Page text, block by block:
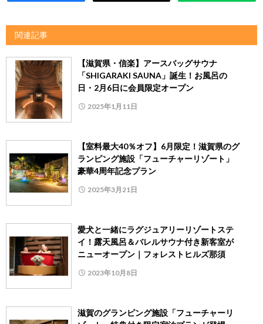
関連記事
【滋賀県・信楽】アースバッグサウナ
「SHIGARAKI SAUNA」誕生！お風呂の
日・2月6日に会員限定オープン
2025年1月11日
【室料最大40％オフ】6月限定！滋賀県のグ
ランピング施設「フューチャーリゾート」
豪華4周年記念プラン
2025年3月21日
愛犬と一緒にラグジュアリーリゾートステ
イ！露天風呂＆バレルサウナ付き新客室が
ニューオープン｜フォレストヒルズ那須
2023年10月8日
滋賀のグランピング施設「フューチャーリ